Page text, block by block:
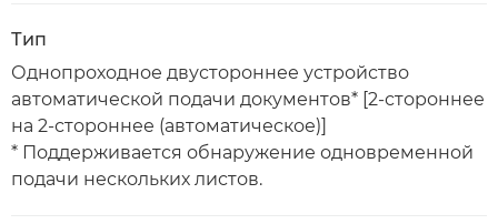
Тип
Однопроходное двустороннее устройство
автоматической подачи документов* [2-стороннее
на 2-стороннее (автоматическое)]
* Поддерживается обнаружение одновременной
подачи нескольких листов.